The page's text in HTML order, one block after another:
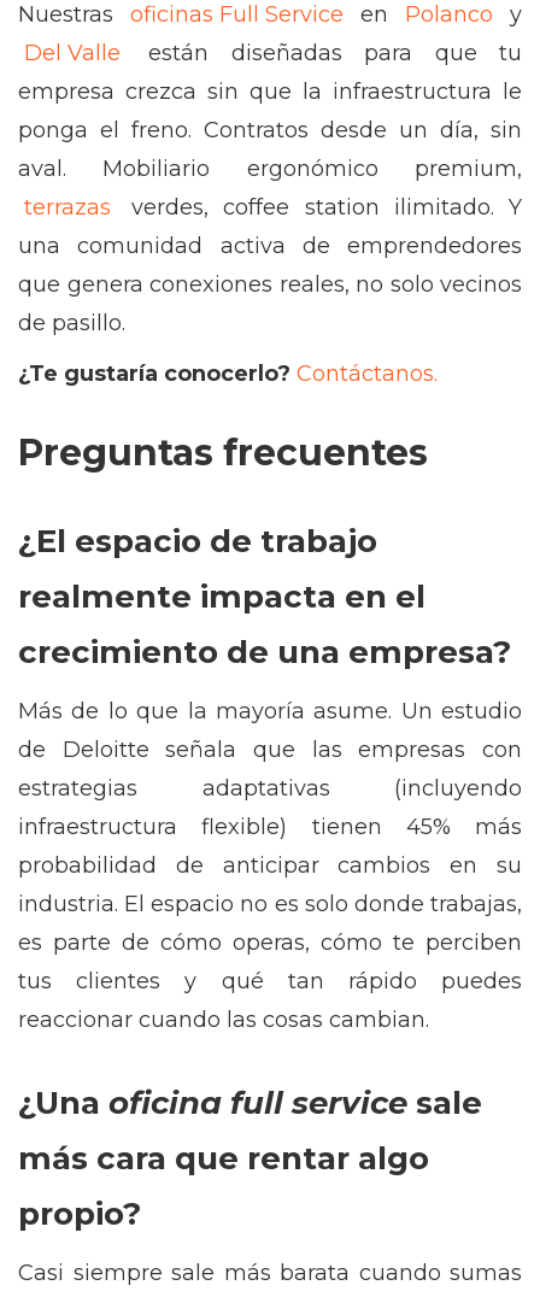
Nuestras oficinas Full Service en Polanco
y
Del Valle
están diseñadas para que tu
empresa crezca sin que la infraestructura le
ponga el freno. Contratos desde un día, sin
aval. Mobiliario ergonómico premium,
terrazas
verdes, coffee station ilimitado. Y
una comunidad activa de emprendedores
que genera conexiones reales, no solo vecinos
de pasillo.
¿Te gustaría conocerlo? Contáctanos.
Preguntas frecuentes
¿El espacio de trabajo
realmente impacta en el
crecimiento de una empresa?
Más de lo que la mayoría asume. Un estudio
de Deloitte señala que las empresas con
estrategias adaptativas (incluyendo
infraestructura flexible) tienen 45% más
probabilidad de anticipar cambios en su
industria. El espacio no es solo donde trabajas,
es parte de cómo operas, cómo te perciben
tus clientes y qué tan rápido puedes
reaccionar cuando las cosas cambian.
¿Una oficina full service sale
más cara que rentar algo
propio?
Casi siempre sale más barata cuando sumas